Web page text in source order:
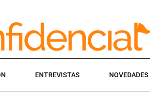
ENTREVISTAS NOVEDADES